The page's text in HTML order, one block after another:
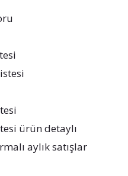
ürün detaylı
aylık satışlar